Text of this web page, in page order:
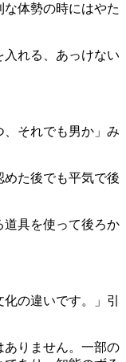
体勢の時にはやた
れる、あっけない
、それでも男か」み
めた後でも平気で後
道具を使って後ろか
の違いです。」引
ありません。一部の